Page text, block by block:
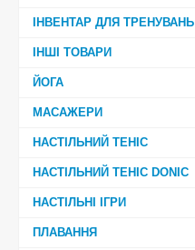
ІНВЕНТАР ДЛЯ ТРЕНУВАНЬ
ІНШІ ТОВАРИ
ЙОГА
МАСАЖЕРИ
НАСТІЛЬНИЙ ТЕНІС
НАСТІЛЬНИЙ ТЕНІС DONIC
НАСТІЛЬНІ ІГРИ
ПЛАВАННЯ